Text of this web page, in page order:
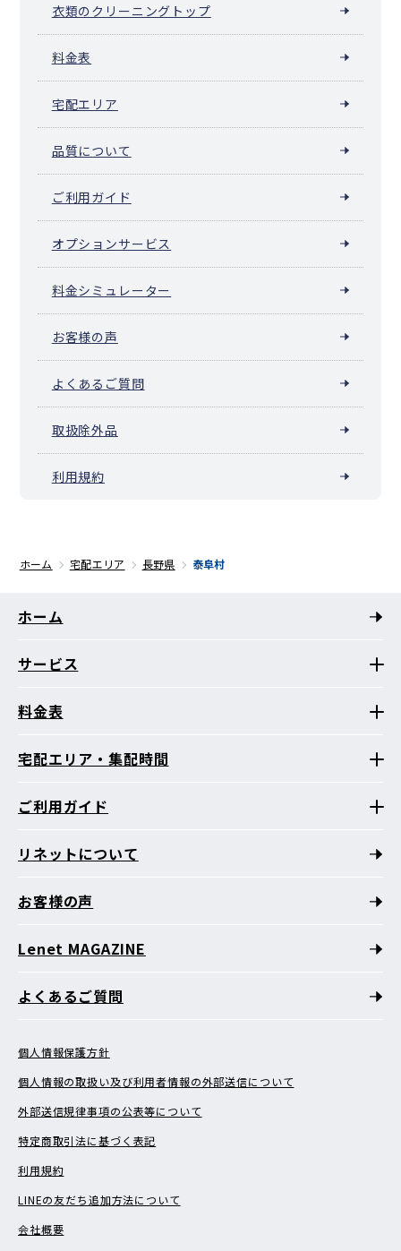
衣類のクリーニングトップ
料金表
宅配エリア
品質について
ご利用ガイド
オプションサービス
料金シミュレーター
お客様の声
よくあるご質問
取扱除外品
利用規約
ホーム 宅配エリア 長野県 泰阜村
ホーム
サービス
料金表
宅配エリア・集配時間
ご利用ガイド
リネットについて
お客様の声
Lenet MAGAZINE
よくあるご質問
個人情報保護方針
個人情報の取扱い及び利用者情報の外部送信について
外部送信規律事項の公表等について
特定商取引法に基づく表記
利用規約
LINEの友だち追加方法について
会社概要